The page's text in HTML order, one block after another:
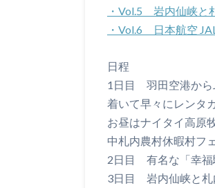
・Vol.5 岩内仙峡と
・Vol.6 日本航空
日程
1日目 羽田空港から
着いて早々にレンタ
お昼はナイタイ高原
中札内農村休暇村フ
2日目 有名な「幸福
3日目 岩内仙峡と札